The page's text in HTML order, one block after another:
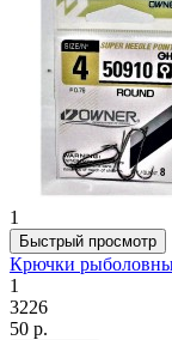
1
Быстрый просмотр
Крючки
1
3226
50 р.